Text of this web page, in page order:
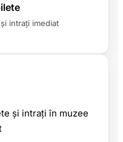
intrați imediat
și intrați în muzee